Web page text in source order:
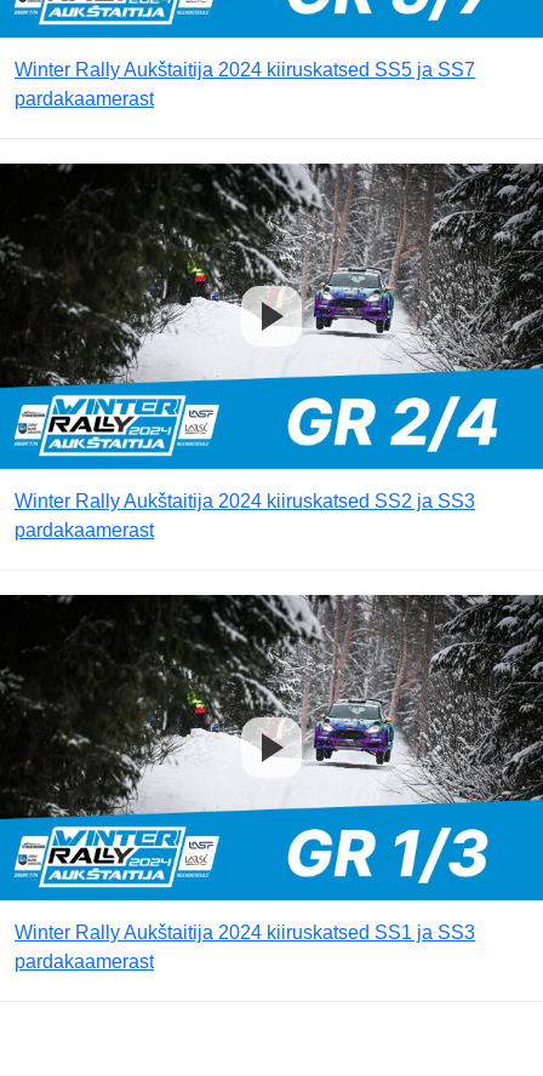
Winter Rally Aukštaitija 2024 kiiruskatsed SS5 ja SS7
pardakaamerast
Winter Rally Aukštaitija 2024 kiiruskatsed SS2 ja SS3
pardakaamerast
Winter Rally Aukštaitija 2024 kiiruskatsed SS1 ja SS3
pardakaamerast